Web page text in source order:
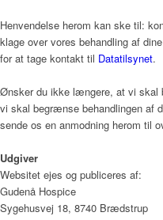
Henvendelse herom kan ske til:
klage over vores behandling af
for at tage kontakt til Datatilsynet.
Ønsker du ikke længere, at vi skal
vi skal begrænse behandlingen af
sende os en anmodning herom til
Udgiver
Websitet ejes og publiceres af:
Gudenå Hospice
Sygehusvej 18, 8740 Brædstrup